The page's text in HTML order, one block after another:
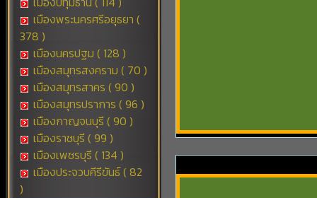
เมืองพระนครศรีอยุธยา (
378 )
เมืองนครปฐม ( 128 )
เมืองสมุทรสงคราม ( 70 )
เมืองสมุทรสาคร ( 90 )
เมืองสมุทรปราการ ( 96 )
เมืองกาญจนบุรี ( 90 )
เมืองราชบุรี ( 99 )
เมืองเพชรบุรี ( 134 )
เมืองประจวบคีรีขันธ์ ( 82
)